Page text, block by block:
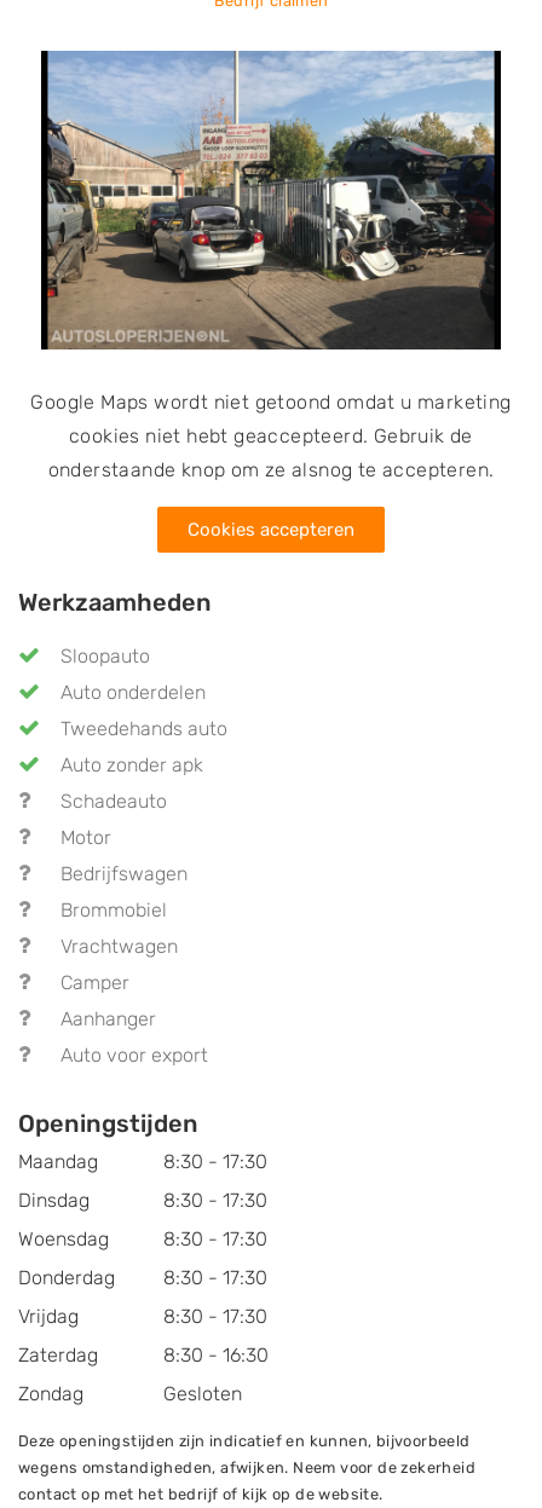
onderdelen te checken. Autosloperij Bart koopt
sloopauto’s en schadeauto’s in. In ruil voor een
vergoeding worden de auto’s ingekocht. Omdat de
autosloop door de RDW erkend is als
demontagebedrijf is het bedrijf bevoegd tot het
afgeven van vrijwaringsbewijzen.
Google Maps wordt niet getoond omdat u marketing
cookies niet hebt geaccepteerd. Gebruik de
onderstaande knop om ze alsnog te accepteren.
Cookies accepteren
Werkzaamheden
Sloopauto
Auto onderdelen
Tweedehands auto
Auto zonder apk
Schadeauto
Motor
Bedrijfswagen
Brommobiel
Vrachtwagen
Camper
Aanhanger
Auto voor export
Openingstijden
Maandag
8:30 - 17:30
Dinsdag
8:30 - 17:30
Woensdag
8:30 - 17:30
Donderdag
8:30 - 17:30
Vrijdag
8:30 - 17:30
Zaterdag
8:30 - 16:30
Zondag
Gesloten
Deze openingstijden zijn indicatief en kunnen, bijvoorbeeld
wegens omstandigheden, afwijken. Neem voor de zekerheid
contact op met het bedrijf of kijk op de website.